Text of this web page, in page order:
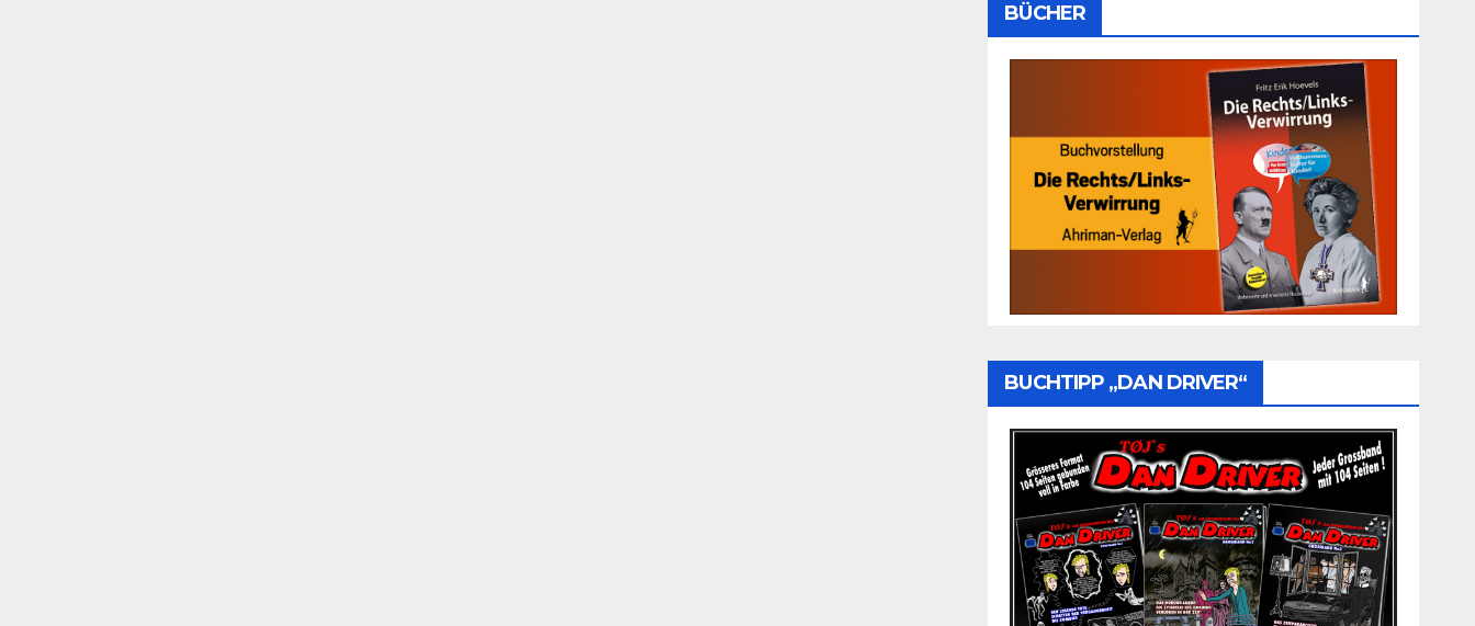
BÜCHER
BUCHTIPP „DAN DRIVER“